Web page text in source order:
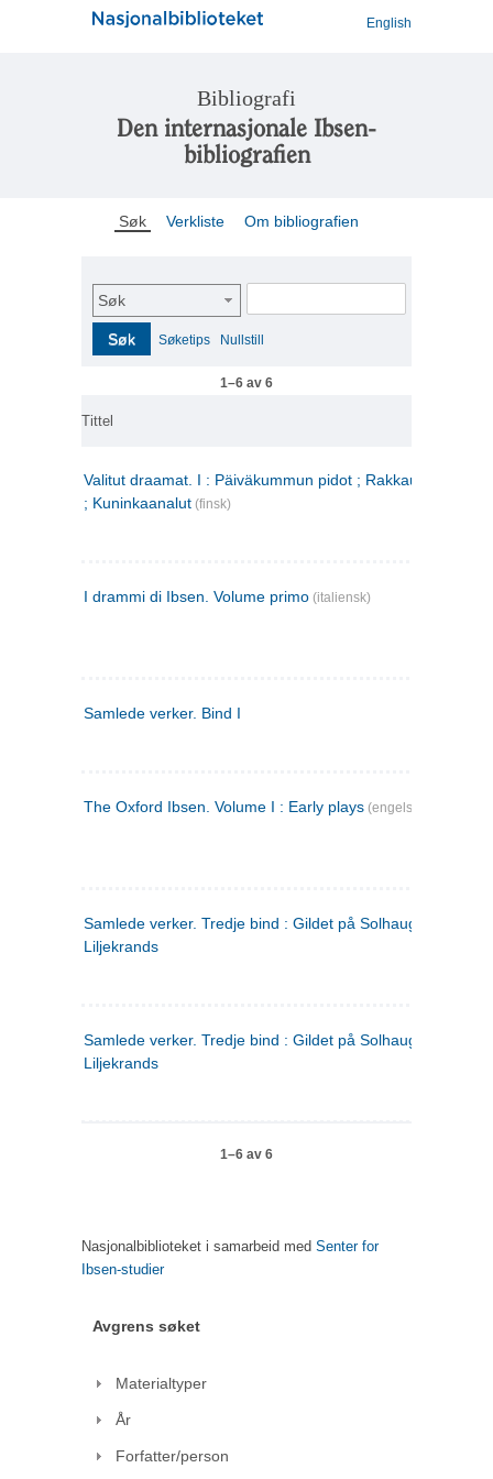
English
Bibliografi
Den internasjonale Ibsen-
bibliografien
Søk Verkliste Om bibliografien
Søk
Søk Søketips Nullstill
1–6 av 6
Tittel
Valitut draamat. I : Päiväkummun pidot ; Rakkauden
; Kuninkaanalut (finsk)
I drammi di Ibsen. Volume primo (italiensk)
Samlede verker. Bind I
The Oxford Ibsen. Volume I : Early plays (engelsk)
Samlede verker. Tredje bind : Gildet på Solhaug ; Olaf
Liljekrands
Samlede verker. Tredje bind : Gildet på Solhaug ; Olaf
Liljekrands
1–6 av 6
Nasjonalbiblioteket i samarbeid med Senter for
Ibsen-studier
Avgrens søket
Materialtyper
År
Forfatter/person